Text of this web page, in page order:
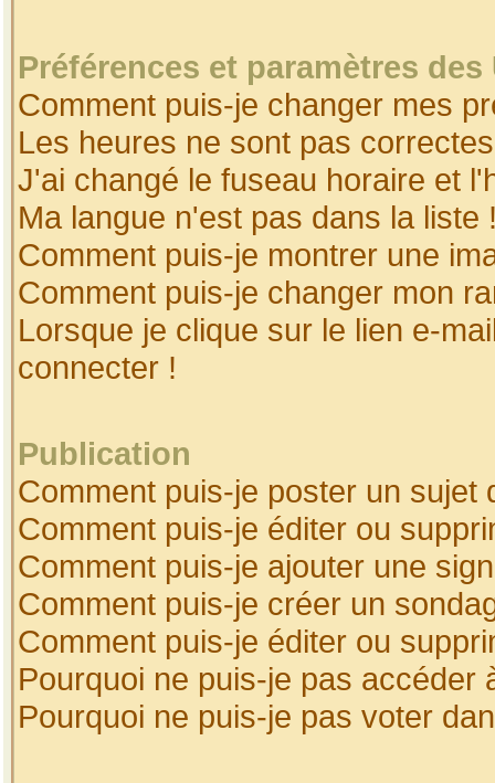
Préférences et paramètres
Comment puis-je changer mes
Les heures ne sont pas
J'ai changé le fuseau horaire et
Ma langue n'est pas dans la liste
Comment puis-je montrer une
Comment puis-je changer mon
Lorsque je clique sur le lien e-
connecter !
Publication
Comment puis-je poster un sujet
Comment puis-je éditer ou
Comment puis-je ajouter une
Comment puis-je créer un
Comment puis-je éditer ou
Pourquoi ne puis-je pas accéder
Pourquoi ne puis-je pas voter